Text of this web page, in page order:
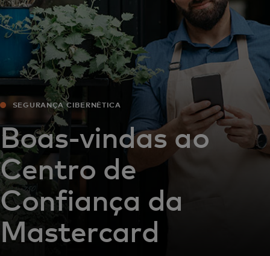
Para inovadores
Notícias e tendências
SEGURANÇA CIBERNÉTICA
Boas-vindas ao
Centro de
Confiança da
Mastercard